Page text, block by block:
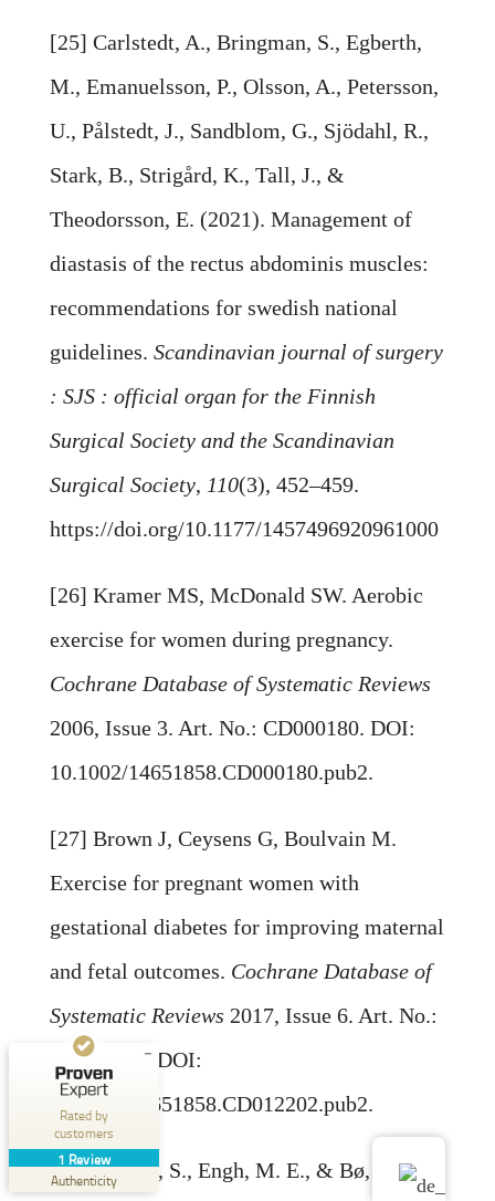
[25] Carlstedt, A., Bringman, S., Egberth,
M., Emanuelsson, P., Olsson, A., Petersson,
U., Pålstedt, J., Sandblom, G., Sjödahl, R.,
Stark, B., Strigård, K., Tall, J., &
Theodorsson, E. (2021). Management of
diastasis of the rectus abdominis muscles:
recommendations for swedish national
guidelines. Scandinavian journal of surgery
: SJS : official organ for the Finnish
Surgical Society and the Scandinavian
Surgical Society, 110(3), 452–459.
https://doi.org/10.1177/1457496920961000
[26] Kramer MS, McDonald SW. Aerobic
exercise for women during pregnancy.
Cochrane Database of Systematic Reviews
2006, Issue 3. Art. No.: CD000180. DOI:
10.1002/14651858.CD000180.pub2.
[27] Brown J, Ceysens G, Boulvain M.
Exercise for pregnant women with
gestational diabetes for improving maternal
and fetal outcomes. Cochrane Database of
Systematic Reviews 2017, Issue 6. Art. No.:
CD012202. DOI:
10.1002/14651858.CD012202.pub2.
[28] Gluppe, S., Engh, M. E., & Bø, K.
Rated by
customers
1 Review
Authenticity
OutdoorAthleten
100
%
ProvenExpert.com
EXCELLENT
5.00
/
5.00
1
Review on ProvenExpert.com
Create your own seal now
07/29/2025
View profile